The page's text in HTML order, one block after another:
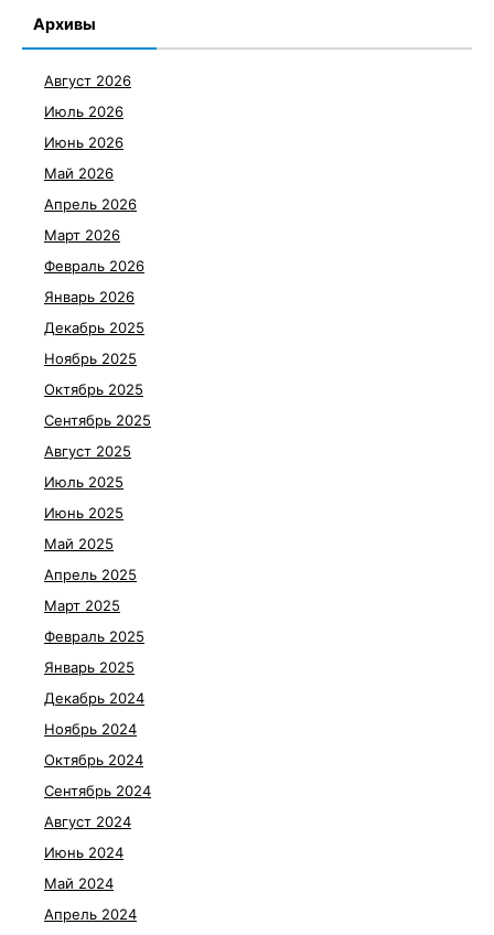
Архивы
Август 2026
Июль 2026
Июнь 2026
Май 2026
Апрель 2026
Март 2026
Февраль 2026
Январь 2026
Декабрь 2025
Ноябрь 2025
Октябрь 2025
Сентябрь 2025
Август 2025
Июль 2025
Июнь 2025
Май 2025
Апрель 2025
Март 2025
Февраль 2025
Январь 2025
Декабрь 2024
Ноябрь 2024
Октябрь 2024
Сентябрь 2024
Август 2024
Июнь 2024
Май 2024
Апрель 2024